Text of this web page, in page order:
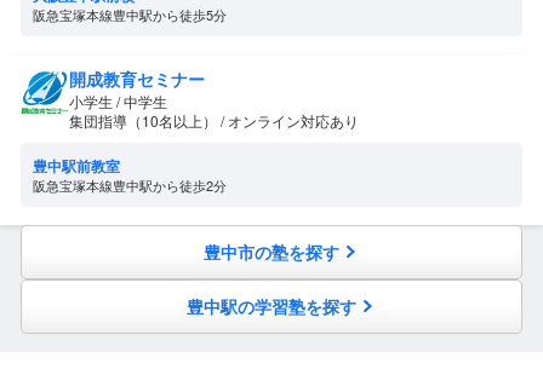
阪急宝塚本線豊中駅から徒歩5分
開成教育セミナー
小学生 / 中学生
集団指導（10名以上） / オンライン対応あり
豊中駅前教室
阪急宝塚本線豊中駅から徒歩2分
豊中市の塾を探す
豊中駅の学習塾を探す